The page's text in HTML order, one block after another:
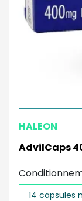
HALEON
AdvilCaps
14 capsules